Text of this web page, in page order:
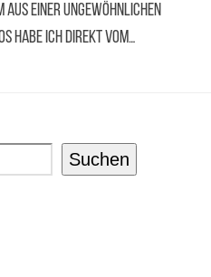
aus einer ungewöhnlichen
habe ich direkt vom…
Suchen